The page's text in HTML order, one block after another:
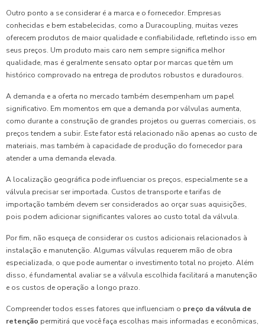
Outro ponto a se considerar é a marca e o fornecedor. Empresas
conhecidas e bem estabelecidas, como a Duracoupling, muitas vezes
oferecem produtos de maior qualidade e confiabilidade, refletindo isso em
seus preços. Um produto mais caro nem sempre significa melhor
qualidade, mas é geralmente sensato optar por marcas que têm um
histórico comprovado na entrega de produtos robustos e duradouros.
A demanda e a oferta no mercado também desempenham um papel
significativo. Em momentos em que a demanda por válvulas aumenta,
como durante a construção de grandes projetos ou guerras comerciais, os
preços tendem a subir. Este fator está relacionado não apenas ao custo de
materiais, mas também à capacidade de produção do fornecedor para
atender a uma demanda elevada.
A localização geográfica pode influenciar os preços, especialmente se a
válvula precisar ser importada. Custos de transporte e tarifas de
importação também devem ser considerados ao orçar suas aquisições,
pois podem adicionar significantes valores ao custo total da válvula.
Por fim, não esqueça de considerar os custos adicionais relacionados à
instalação e manutenção. Algumas válvulas requerem mão de obra
especializada, o que pode aumentar o investimento total no projeto. Além
disso, é fundamental avaliar se a válvula escolhida facilitará a manutenção
e os custos de operação a longo prazo.
Compreender todos esses fatores que influenciam o preço da válvula de
retenção permitirá que você faça escolhas mais informadas e econômicas,